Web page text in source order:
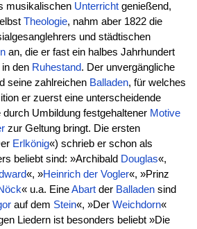
musikalischen Unterrichtgenießend,
Theologie, nahm aber 1822 die
und städtischen
an, die er fast ein halbes Jahrhundert
den Ruhestand. Der unvergängliche
seine zahlreichen Balladen, für welches
er zuerst eine unterscheidende
durch Umbildung festgehaltener Motive
zur Geltung bringt. Die ersten
Erlkönig«) schrieb er schon als
beliebt sind: »Archibald Douglas«,
«, »Heinrich der Vogler«, »Prinz
« u.a. EineAbartder Balladensind
auf dem Stein«, »Der Weichdorn«
Liedern ist besonders beliebt »Die